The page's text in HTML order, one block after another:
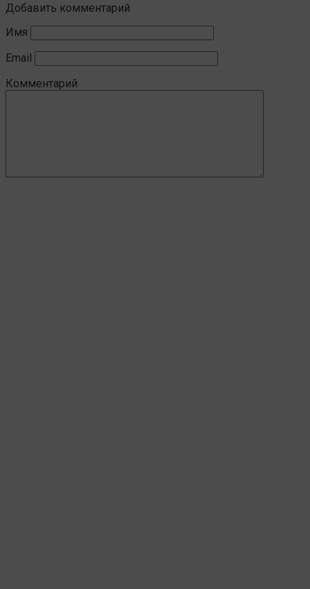
Добавить комментарий
Имя
Email
Комментарий